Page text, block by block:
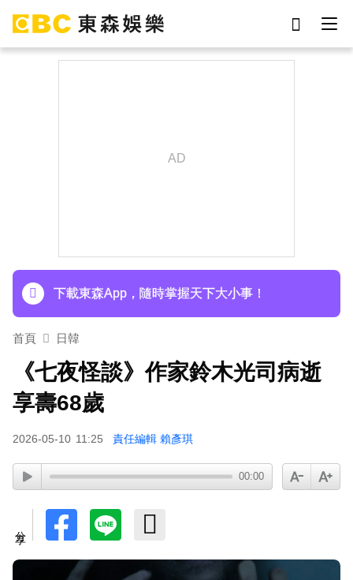
下載東森App，隨時掌握天下大小事！
首頁 日韓
《七夜怪談》作家鈴木光司病逝
享壽68歲
2026-05-10 11:25 責任編輯 賴彥琪
00:00